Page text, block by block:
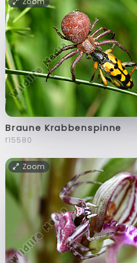
Braune Krabbenspinne
f15580
Zoom